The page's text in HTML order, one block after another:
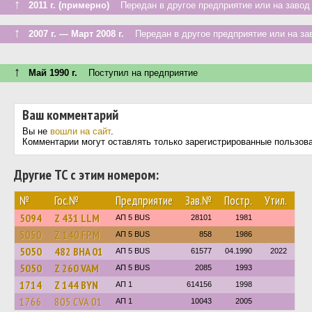
↑ 2011 г. (примерно) Передан в другое предприятие или на завод
↑ 2007 г. — Март 2008 г. Передан в другое предприятие или на
↑ Май 1990 г. Поступил на предприятие
Ваш комментарий
Вы не вошли на сайт.
Комментарии могут оставлять только зарегистрированные
Другие ТС с этим номером:
№ Гос.№ Предприятие Зав.№ Постр. Утил.
5094 Z 431 LLM АП 5 BUS 28101 1981
5050 Z 140 FPM АП 5 BUS 858 1986
5050 482 BHA 01 АП 5 BUS 61577 04.1990 2022
5050 Z 260 VAM АП 5 BUS 2085 1993
1714 Z 144 BYN АП 1 614156 1998
1766 805 CVA 01 АП 1 10043 2005